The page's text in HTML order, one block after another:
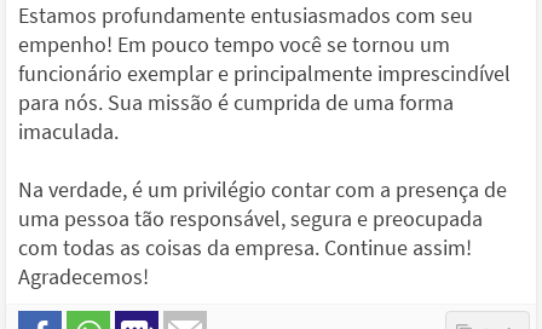
Estamos profundamente entusiasmados com seu
empenho! Em pouco tempo você se tornou um
funcionário exemplar e principalmente imprescindível
para nós. Sua missão é cumprida de uma forma
imaculada.
Na verdade, é um privilégio contar com a presença de
uma pessoa tão responsável, segura e preocupada
com todas as coisas da empresa. Continue assim!
Agradecemos!